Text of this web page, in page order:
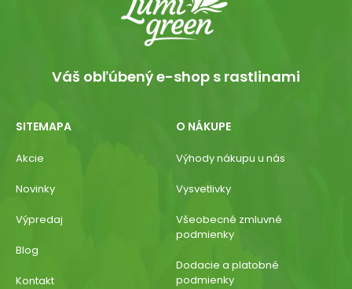
Váš obľúbený e-shop s rastlinami
SITEMAPA
Akcie
Novinky
Výpredaj
Blog
Kontakt
O NÁKUPE
Výhody nákupu u nás
Vysvetlivky
Všeobecné zmluvné
podmienky
Dodacie a platobné
podmienky